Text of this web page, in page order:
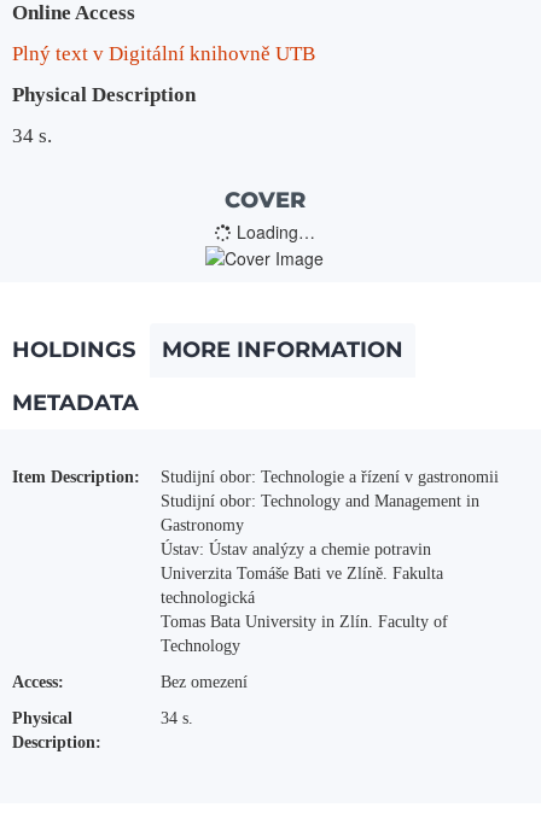
Online Access
Plný text v Digitální knihovně UTB
Physical Description
34 s.
COVER
Loading…
HOLDINGS
MORE INFORMATION
METADATA
More Information
Item Description:
Studijní obor: Technologie a řízení v gastronomii
Studijní obor: Technology and Management in
Gastronomy
Ústav: Ústav analýzy a chemie potravin
Univerzita Tomáše Bati ve Zlíně. Fakulta
technologická
Tomas Bata University in Zlín. Faculty of
Technology
Access:
Bez omezení
Physical
Description:
34 s.